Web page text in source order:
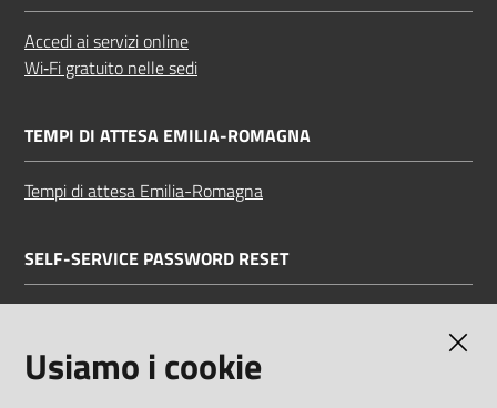
Accedi ai servizi online
Wi‑Fi gratuito nelle sedi
TEMPI DI ATTESA EMILIA-ROMAGNA
Tempi di attesa Emilia-Romagna
SELF-SERVICE PASSWORD RESET
Usiamo i cookie